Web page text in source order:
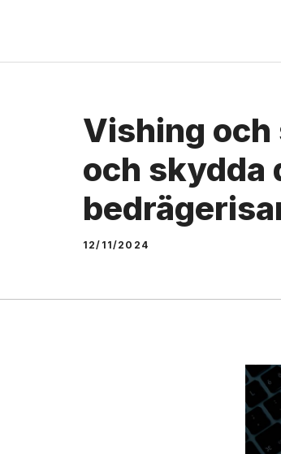
content
Vishing och
och skydda
12/11/2024